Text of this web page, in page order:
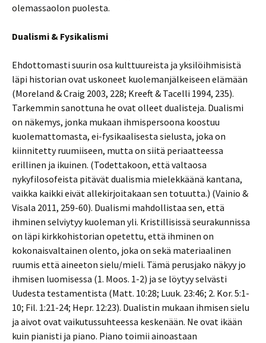
olemassaolon puolesta.
Dualismi & Fysikalismi
Ehdottomasti suurin osa kulttuureista ja yksilöihmisistä
läpi historian ovat uskoneet kuolemanjälkeiseen elämään
(Moreland & Craig 2003, 228; Kreeft & Tacelli 1994, 235).
Tarkemmin sanottuna he ovat olleet dualisteja. Dualismi
on näkemys, jonka mukaan ihmispersoona koostuu
kuolemattomasta, ei-fysikaalisesta sielusta, joka on
kiinnitetty ruumiiseen, mutta on siitä periaatteessa
erillinen ja ikuinen. (Todettakoon, että valtaosa
nykyfilosofeista pitävät dualismia mielekkäänä kantana,
vaikka kaikki eivät allekirjoitakaan sen totuutta.) (Vainio &
Visala 2011, 259-60). Dualismi mahdollistaa sen, että
ihminen selviytyy kuoleman yli. Kristillisissä seurakunnissa
on läpi kirkkohistorian opetettu, että ihminen on
kokonaisvaltainen olento, joka on sekä materiaalinen
ruumis että aineeton sielu/mieli. Tämä perusjako näkyy jo
ihmisen luomisessa (1. Moos. 1-2) ja se löytyy selvästi
Uudesta testamentista (Matt. 10:28; Luuk. 23:46; 2. Kor. 5:1-
10; Fil. 1:21-24; Hepr. 12:23). Dualistin mukaan ihmisen sielu
ja aivot ovat vaikutussuhteessa keskenään. Ne ovat ikään
kuin pianisti ja piano. Piano toimii ainoastaan